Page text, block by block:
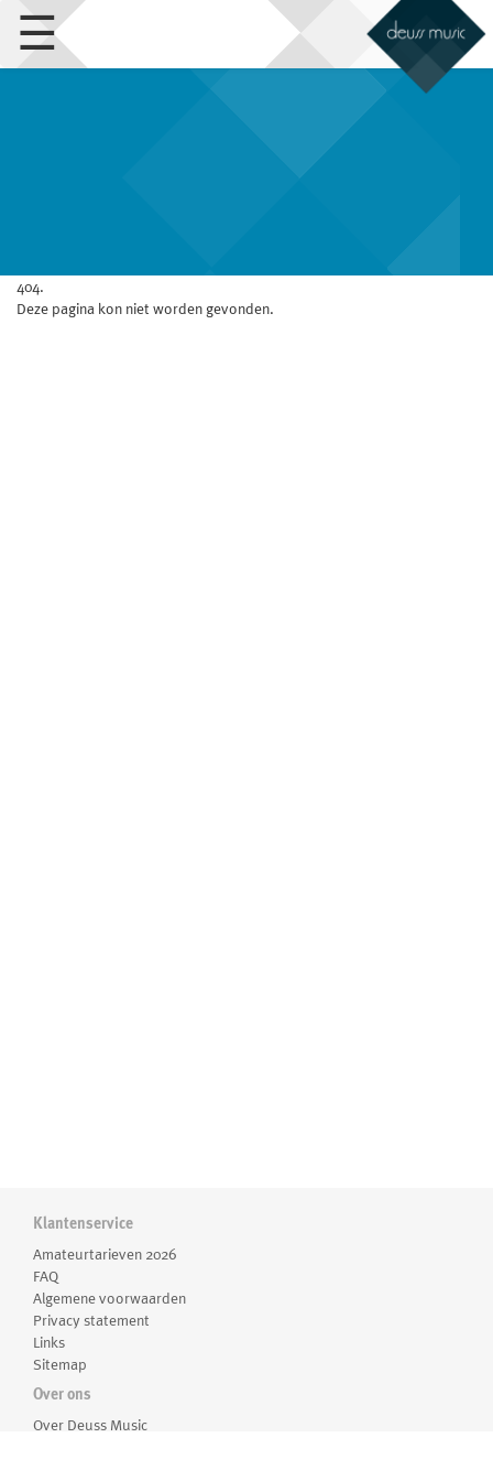
☰
404.
Deze pagina kon niet worden gevonden.
Klantenservice
Amateurtarieven 2026
FAQ
Algemene voorwaarden
Privacy statement
Links
Sitemap
Over ons
Over Deuss Music